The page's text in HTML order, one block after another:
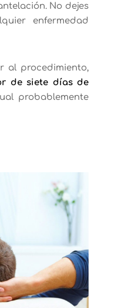
No dejes
enfermedad
al procedimiento,
de siete días de
probablemente